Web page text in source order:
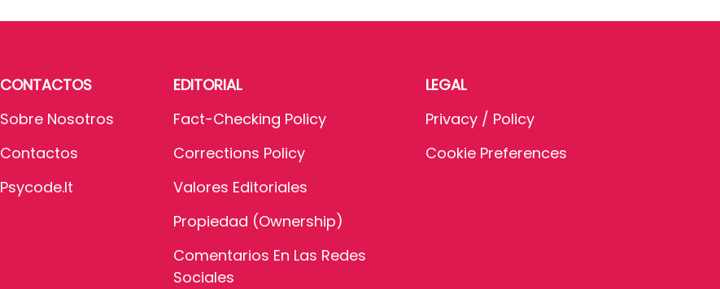
CONTACTOS
Sobre Nosotros
Contactos
Psycode.it
EDITORIAL
Fact-Checking Policy
Corrections Policy
Valores Editoriales
Propiedad (Ownership)
Comentarios En Las Redes
Sociales
LEGAL
Privacy / Policy
Cookie Preferences